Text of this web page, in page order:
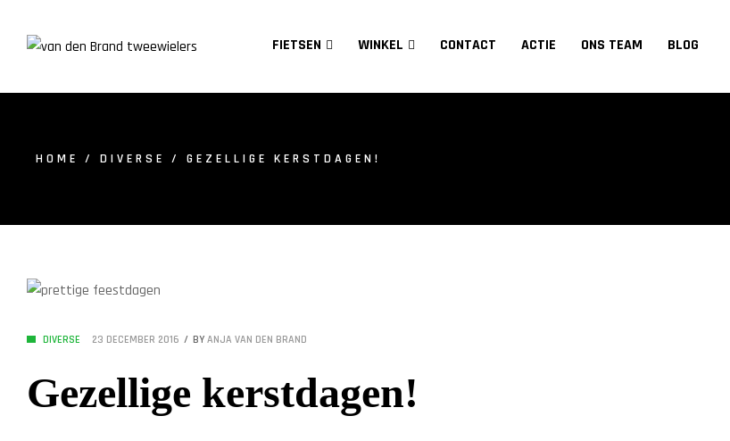
FIETSEN WINKEL CONTACT ACTIE ONS TEAM BLOG
HOME / DIVERSE / GEZELLIGE KERSTDAGEN!
DIVERSE 23 DECEMBER 2016 BY ANJA VAN DEN BRAND
Gezellige kerstdagen!